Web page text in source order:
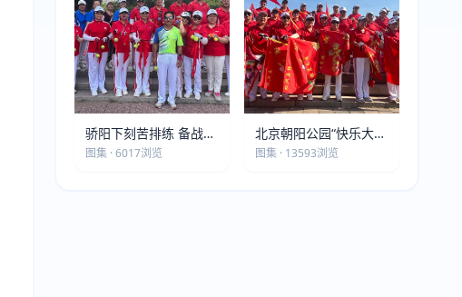
骄阳下刻苦排练 备战第
五届莫斯科世界大健康
图集 · 6017浏览
北京朝阳公园“快乐大本
营”建党105周年庆祝活
图集 · 13593浏览